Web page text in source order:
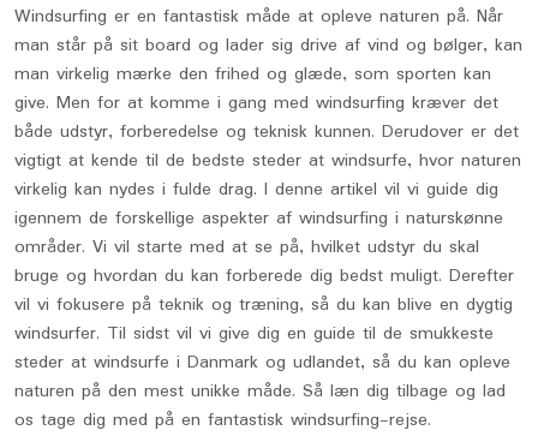
Windsurfing er en fantastisk måde at opleve naturen på. Når
man står på sit board og lader sig drive af vind og bølger, kan
man virkelig mærke den frihed og glæde, som sporten kan
give. Men for at komme i gang med windsurfing kræver det
både udstyr, forberedelse og teknisk kunnen. Derudover er det
vigtigt at kende til de bedste steder at windsurfe, hvor naturen
virkelig kan nydes i fulde drag. I denne artikel vil vi guide dig
igennem de forskellige aspekter af windsurfing i naturskønne
områder. Vi vil starte med at se på, hvilket udstyr du skal
bruge og hvordan du kan forberede dig bedst muligt. Derefter
vil vi fokusere på teknik og træning, så du kan blive en dygtig
windsurfer. Til sidst vil vi give dig en guide til de smukkeste
steder at windsurfe i Danmark og udlandet, så du kan opleve
naturen på den mest unikke måde. Så læn dig tilbage og lad
os tage dig med på en fantastisk windsurfing-rejse.